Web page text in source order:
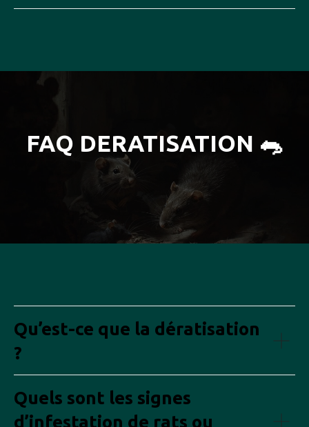
FAQ DERATISATION 🐀
Qu’est-ce que la dératisation
?
Quels sont les signes
d’infestation de rats ou